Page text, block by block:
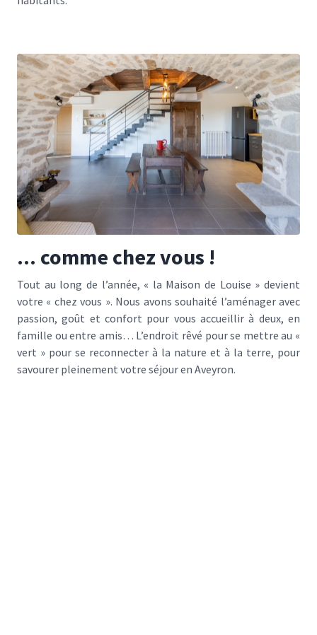
... comme chez vous !
Tout au long de l’année, « la Maison de Louise » devient
votre « chez vous ». Nous avons souhaité l’aménager avec
passion, goût et confort pour vous accueillir à deux, en
famille ou entre amis… L’endroit rêvé pour se mettre au «
vert » pour se reconnecter à la nature et à la terre, pour
savourer pleinement votre séjour en Aveyron.